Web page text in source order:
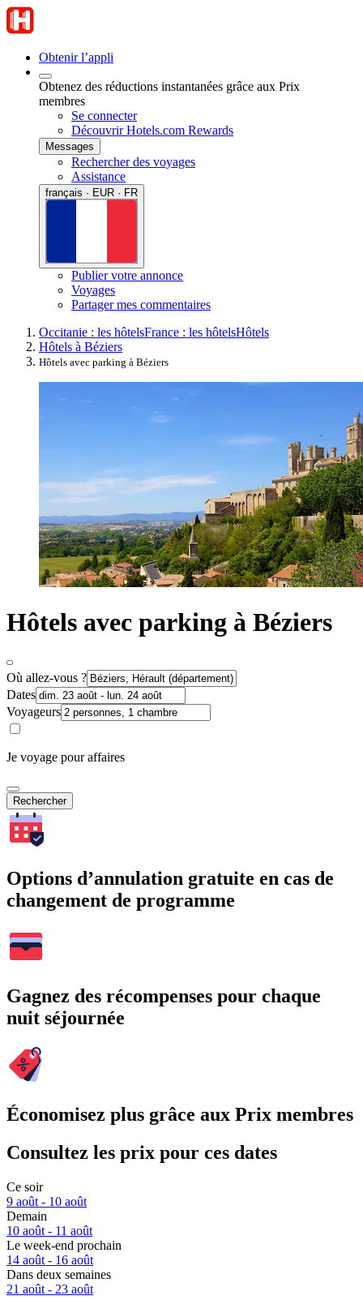
Obtenir l’appli
Obtenez des réductions instantanées grâce aux Prix
membres
Se connecter
Découvrir Hotels.com Rewards
Messages
Rechercher des voyages
Assistance
français · EUR · FR
Publier votre annonce
Voyages
Partager mes commentaires
Occitanie : les hôtelsFrance : les hôtelsHôtels
Hôtels à Béziers
Hôtels avec parking à Béziers
Hôtels avec parking à Béziers
Où allez-vous ?
Dates
Voyageurs
Je voyage pour affaires
Rechercher
Options d’annulation gratuite en cas de
changement de programme
Gagnez des récompenses pour chaque
nuit séjournée
Économisez plus grâce aux Prix membres
Consultez les prix pour ces dates
Ce soir
9 août - 10 août
Demain
10 août - 11 août
Le week-end prochain
14 août - 16 août
Dans deux semaines
21 août - 23 août